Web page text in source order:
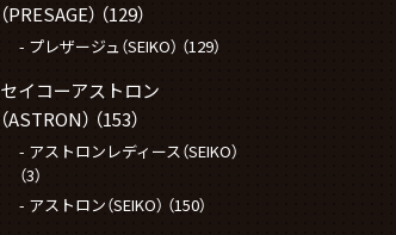
（PRESAGE） （129）
プレザージュ（SEIKO） （129）
セイコーアストロン
（ASTRON） （153）
アストロンレディース（SEIKO）
（3）
アストロン（SEIKO） （150）